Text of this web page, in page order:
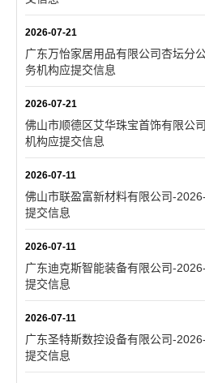
2026-07-21
广东万怡家居用品有限公司杏坛分
务机构应提交信息
2026-07-21
佛山市顺德区艾华珠宝首饰有限公
机构应提交信息
2026-07-11
佛山市联盈富新材料有限公司-
提交信息
2026-07-11
广东迪克斯智能装备有限公司-
提交信息
2026-07-11
广东圣特斯数控设备有限公司-
提交信息